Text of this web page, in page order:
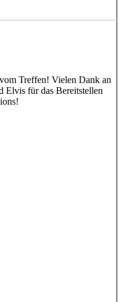
Treffen! Vielen Dank an
Elvis für das Bereitstellen